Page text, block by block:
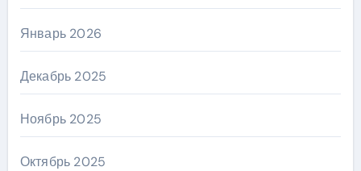
Январь 2026
Декабрь 2025
Ноябрь 2025
Октябрь 2025